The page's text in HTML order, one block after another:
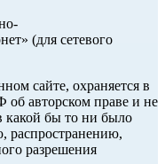
(для сетевого
сайте, охраняется в
об авторском праве и не
какой бы то ни было
распространению,
разрешения